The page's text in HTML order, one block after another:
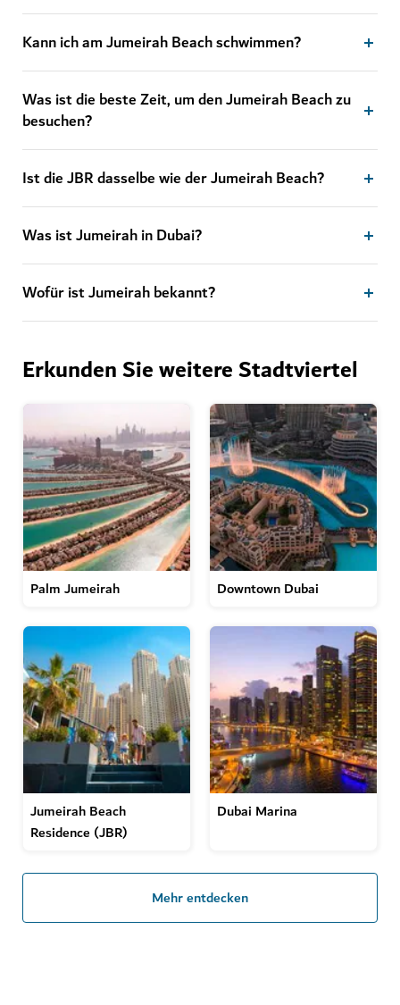
Kann ich am Jumeirah Beach schwimmen?
Was ist die beste Zeit, um den Jumeirah Beach zu
besuchen?
Ist die JBR dasselbe wie der Jumeirah Beach?
Was ist Jumeirah in Dubai?
Wofür ist Jumeirah bekannt?
Erkunden Sie weitere Stadtviertel
Palm Jumeirah Downtown Dubai
Jumeirah Beach
Residence (JBR)
Dubai Marina
Mehr entdecken